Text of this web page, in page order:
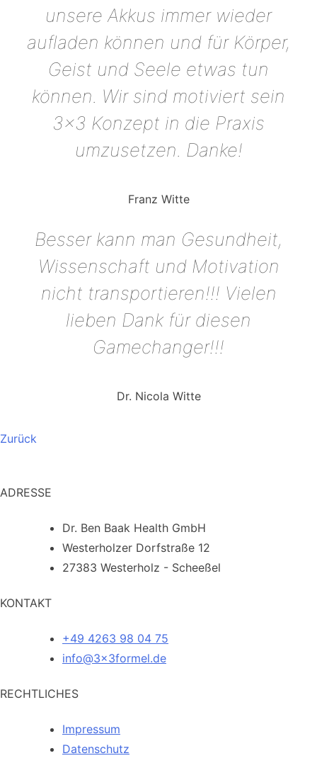
unsere Akkus immer wieder
aufladen können und für Körper,
Geist und Seele etwas tun
können. Wir sind motiviert sein
3×3 Konzept in die Praxis
umzusetzen. Danke!
Franz Witte
Besser kann man Gesundheit,
Wissenschaft und Motivation
nicht transportieren!!! Vielen
lieben Dank für diesen
Gamechanger!!!
Dr. Nicola Witte
Zurück
ADRESSE
Dr. Ben Baak Health GmbH
Westerholzer Dorfstraße 12
27383 Westerholz - Scheeßel
KONTAKT
+49 4263 98 04 75
info@3x3formel.de
RECHTLICHES
Impressum
Datenschutz